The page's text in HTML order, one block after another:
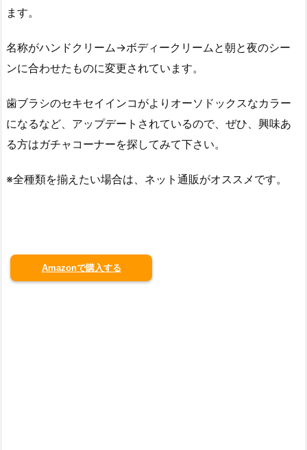
ます。
名称がハンドクリーム→ボディークリームと朝と夜のシー
ンに合わせたものに変更されています。
歯ブラシのセキセイインコがよりオーソドックスなカラー
になるなど、アップデートされているので、ぜひ、興味あ
る方はガチャコーナーを探してみて下さい。
※全種類を揃えたい場合は、ネット通販がオススメです。
Amazonで購入する